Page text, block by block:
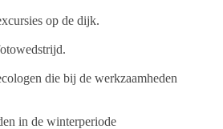
op de dijk.
die bij de werkzaamheden
in de winterperiode